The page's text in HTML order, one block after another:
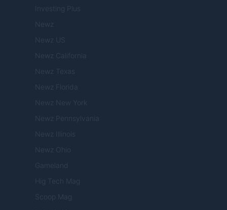
Investing Plus
Newz
Newz US
Newz California
Newz Texas
Newz Florida
Newz New York
Newz Pennsylvania
Newz Illinois
Newz Ohio
Gameland
Hig Tech Mag
Scoop Mag